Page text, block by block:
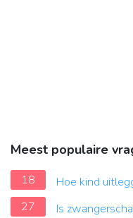
Meest populaire
18
Hoe kind
27
Is